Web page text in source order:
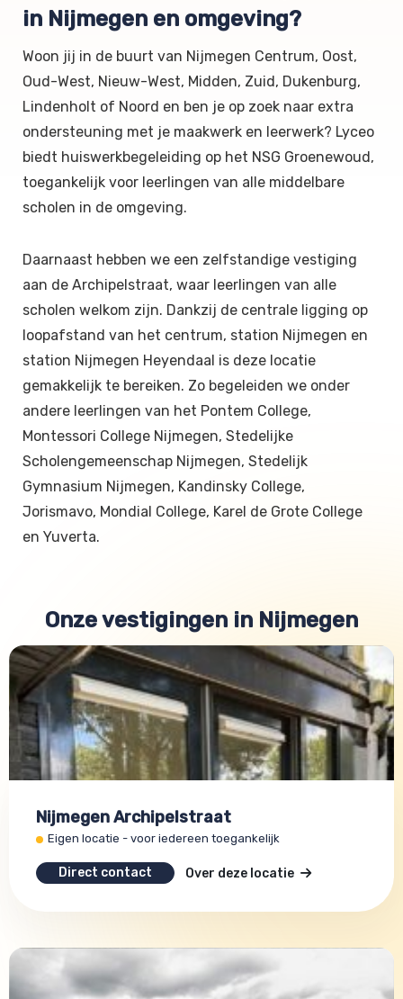
in Nijmegen en omgeving?
Woon jij in de buurt van Nijmegen Centrum, Oost,
Oud-West, Nieuw-West, Midden, Zuid, Dukenburg,
Lindenholt of Noord en ben je op zoek naar extra
ondersteuning met je maakwerk en leerwerk? Lyceo
biedt huiswerkbegeleiding op het NSG Groenewoud,
toegankelijk voor leerlingen van alle middelbare
scholen in de omgeving.
Daarnaast hebben we een zelfstandige vestiging
aan de Archipelstraat, waar leerlingen van alle
scholen welkom zijn. Dankzij de centrale ligging op
loopafstand van het centrum, station Nijmegen en
station Nijmegen Heyendaal is deze locatie
gemakkelijk te bereiken. Zo begeleiden we onder
andere leerlingen van het Pontem College,
Montessori College Nijmegen, Stedelijke
Scholengemeenschap Nijmegen, Stedelijk
Gymnasium Nijmegen, Kandinsky College,
Jorismavo, Mondial College, Karel de Grote College
en Yuverta.
Onze vestigingen in Nijmegen
Nijmegen Archipelstraat
Eigen locatie - voor iedereen toegankelijk
Direct contact Over deze locatie